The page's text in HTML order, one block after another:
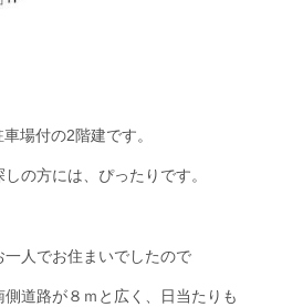
場付の2階建です。
の方には、ぴったりです。
人でお住まいでしたので
道路が８ｍと広く、日当たりも